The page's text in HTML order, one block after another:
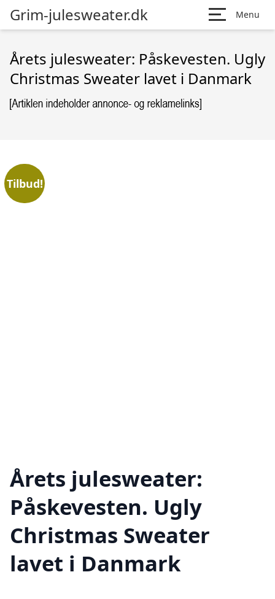
Grim-julesweater.dk Menu
Årets julesweater: Påskevesten. Ugly
Christmas Sweater lavet i Danmark
Tilbud!
Årets julesweater:
Påskevesten. Ugly
Christmas Sweater
lavet i Danmark